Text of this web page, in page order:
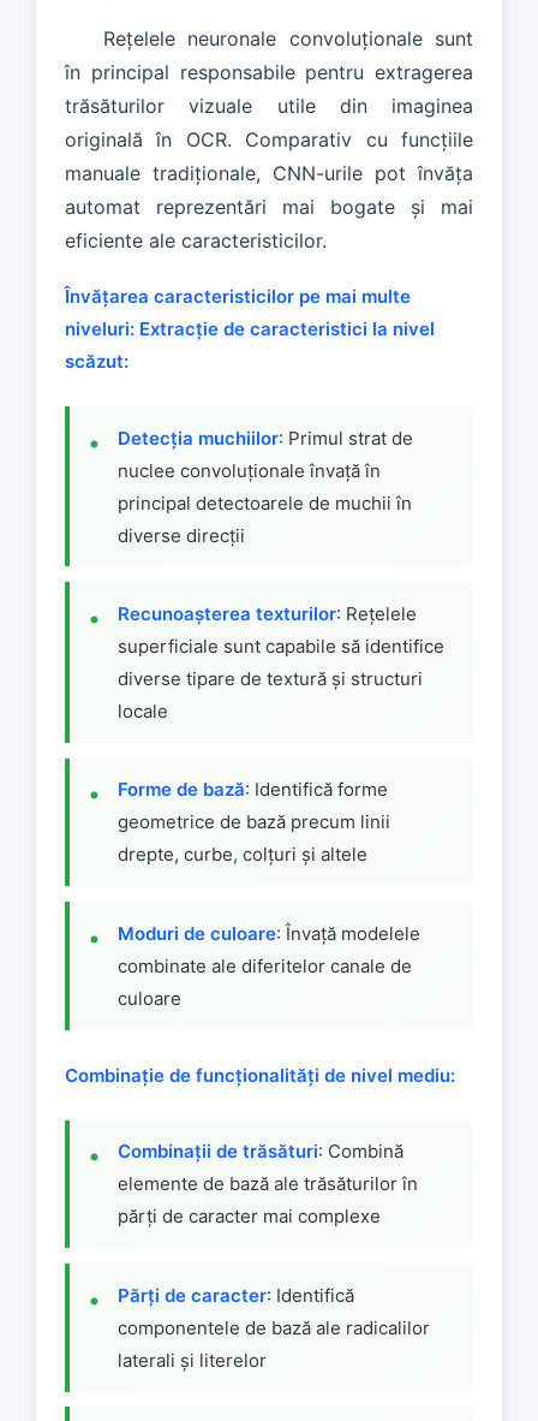
Rețelele neuronale convoluționale sunt
în principal responsabile pentru extragerea
trăsăturilor vizuale utile din imaginea
originală în OCR. Comparativ cu funcțiile
manuale tradiționale, CNN-urile pot învăța
automat reprezentări mai bogate și mai
eficiente ale caracteristicilor.
Învățarea caracteristicilor pe mai multe
niveluri: Extracție de caracteristici la nivel
scăzut:
Detecția muchiilor: Primul strat de
nuclee convoluționale învață în
principal detectoarele de muchii în
diverse direcții
Recunoașterea texturilor: Rețelele
superficiale sunt capabile să identifice
diverse tipare de textură și structuri
locale
Forme de bază: Identifică forme
geometrice de bază precum linii
drepte, curbe, colțuri și altele
Moduri de culoare: Învață modelele
combinate ale diferitelor canale de
culoare
Combinație de funcționalități de nivel mediu:
Combinații de trăsături: Combină
elemente de bază ale trăsăturilor în
părți de caracter mai complexe
Părți de caracter: Identifică
componentele de bază ale radicalilor
laterali și literelor